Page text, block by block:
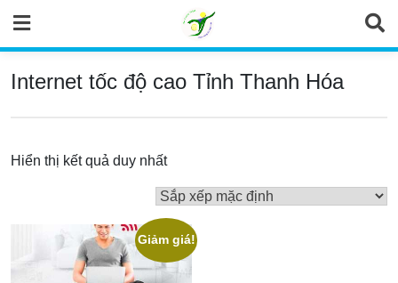
content
Internet tốc độ cao Tỉnh Thanh Hóa
Hiển thị kết quả duy nhất
Giảm giá!